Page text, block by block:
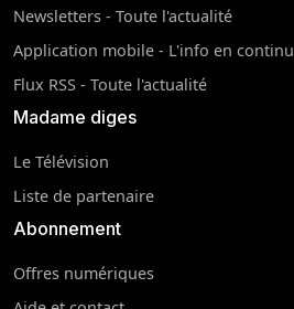
Newsletters - Toute l'actualité
Application mobile - L'info en continu
Flux RSS - Toute l'actualité
Madame diges
Le Télévision
Liste de partenaire
Abonnement
Offres numériques